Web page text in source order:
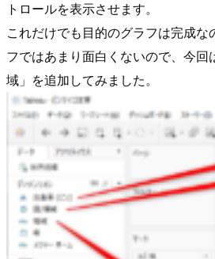
トロールを表示させます。
これだけでも目的のグラフは完成な
フではあまり面白くないので、今回
域」を追加してみました。